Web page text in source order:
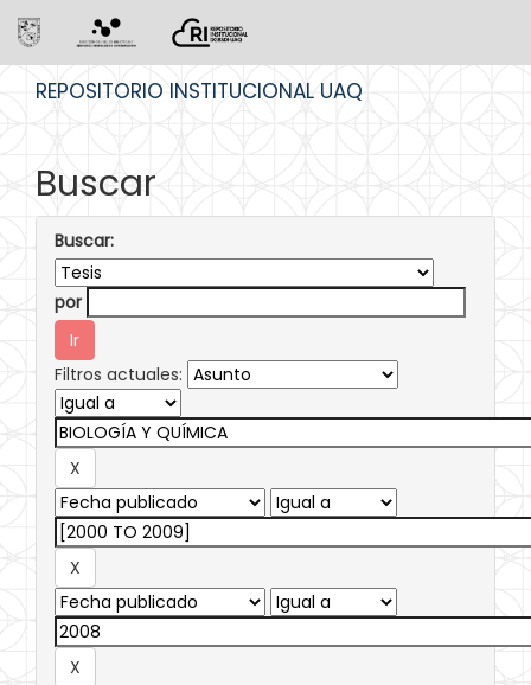
REPOSITORIO INSTITUCIONAL UAQ
Buscar
Buscar:
por
Filtros actuales: